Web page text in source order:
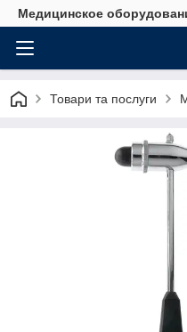
Медицинское
Товари та послуги